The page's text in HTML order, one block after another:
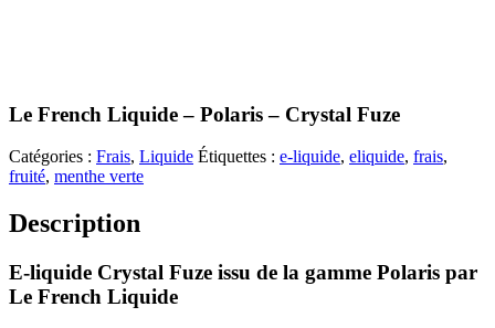
Le French Liquide – Polaris – Crystal Fuze
Catégories : Frais, Liquide Étiquettes : e-liquide, eliquide, frais,
fruité, menthe verte
Description
E-liquide Crystal Fuze issu de la gamme Polaris par
Le French Liquide